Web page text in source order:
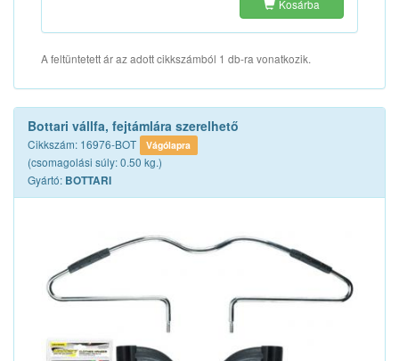
Kosárba
A feltüntetett ár az adott cikkszámból 1 db-ra vonatkozik.
Bottari vállfa, fejtámlára szerelhető
Cikkszám: 16976-BOT Vágólapra
(csomagolási súly: 0.50 kg.)
Gyártó: BOTTARI